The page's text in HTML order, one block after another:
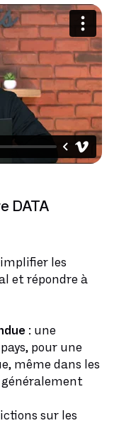
DATA
les
et répondre à
: une
pour une
même dans les
généralement
sur les